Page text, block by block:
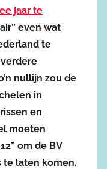
jaar te
even wat
te
nullijn zou de
in
en
moeten
om de BV
te laten komen.